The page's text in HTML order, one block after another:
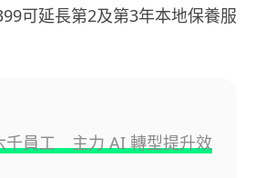
可延長第2及第3年本地保養服
千員工 主力 AI 轉型提升效